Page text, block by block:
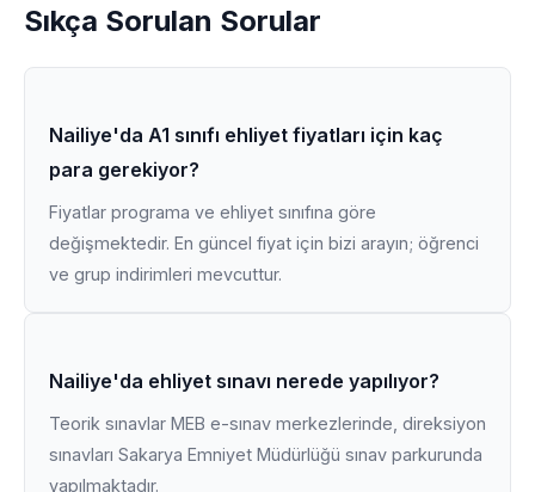
Sıkça Sorulan Sorular
Nailiye'da A1 sınıfı ehliyet fiyatları için kaç
para gerekiyor?
Fiyatlar programa ve ehliyet sınıfına göre
değişmektedir. En güncel fiyat için bizi arayın; öğrenci
ve grup indirimleri mevcuttur.
Nailiye'da ehliyet sınavı nerede yapılıyor?
Teorik sınavlar MEB e-sınav merkezlerinde, direksiyon
sınavları Sakarya Emniyet Müdürlüğü sınav parkurunda
yapılmaktadır.